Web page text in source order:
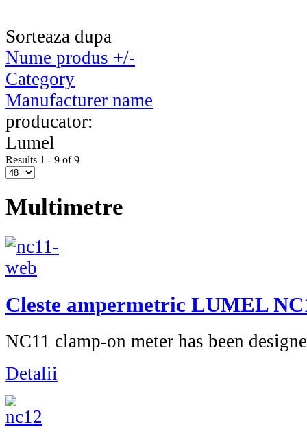
Sorteaza dupa
Nume produs +/-
Category
Manufacturer name
producator:
Lumel
Results 1 - 9 of 9
Multimetre
Cleste ampermetric LUMEL
NC11 clamp-on meter has been
Detalii